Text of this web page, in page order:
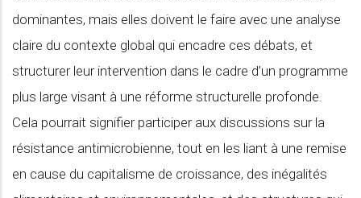
dominantes, mais elles doivent le faire avec une analyse
claire du contexte global qui encadre ces débats, et
structurer leur intervention dans le cadre d’un programme
plus large visant à une réforme structurelle profonde.
Cela pourrait signifier participer aux discussions sur la
résistance antimicrobienne, tout en les liant à une remise
en cause du capitalisme de croissance, des inégalités